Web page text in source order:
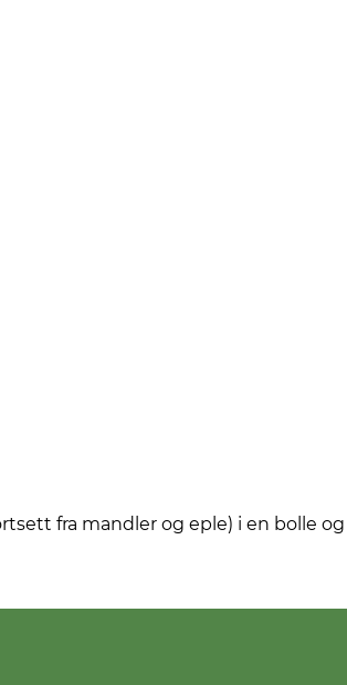
fra mandler og eple) i en bolle